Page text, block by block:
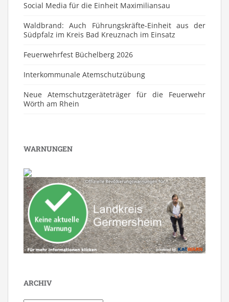
Social Media für die Einheit Maximiliansau
Waldbrand: Auch Führungskräfte-Einheit aus der
Südpfalz im Kreis Bad Kreuznach im Einsatz
Feuerwehrfest Büchelberg 2026
⁠Interkommunale Atemschutzübung
Neue Atemschutzgeräteträger für die Feuerwehr
Wörth am Rhein
WARNUNGEN
ARCHIV